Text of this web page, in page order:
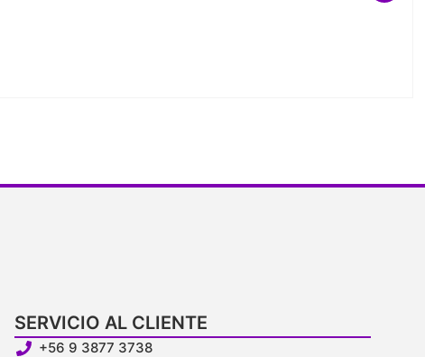
SERVICIO AL CLIENTE
+56 9 3877 3738